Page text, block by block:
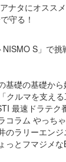
ナタにオススメ
守る！
S」で挑
基礎の基礎か
クルマを支える
最速ドラテク
コラム やっち
のラリーエン
っとフマジメ